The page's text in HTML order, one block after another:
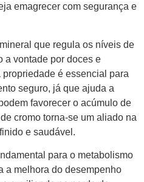
emagrecer com segurança e
que regula os níveis de
a vontade por doces e
é essencial para
seguro, já que ajuda a
favorecer o acúmulo de
cromo torna-se um aliado na
e saudável.
para o metabolismo
a melhora do desempenho